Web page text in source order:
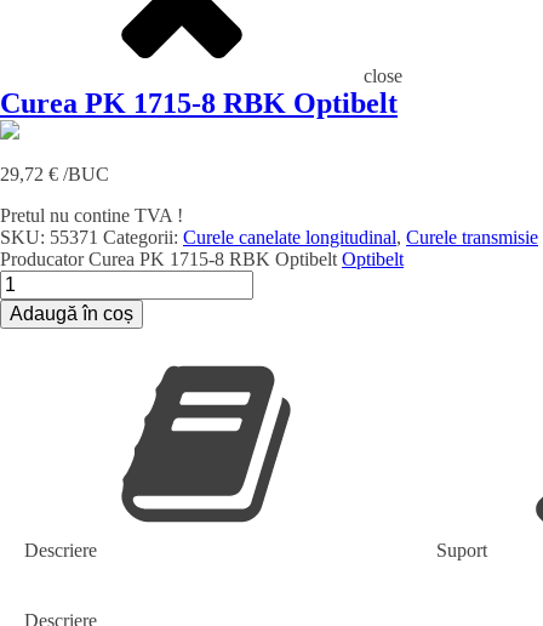
close
Curea PK 1715-8 RBK Optibelt
29,72 € /BUC
Pretul nu contine TVA !
SKU: 55371 Categorii: Curele canelate longitudinal, Curele transmisie
ProducatorCurea PK 1715-8 RBK Optibelt Optibelt
Cantitate
Curea
PKAdaugă în coș
Descriere Suport
Descriere